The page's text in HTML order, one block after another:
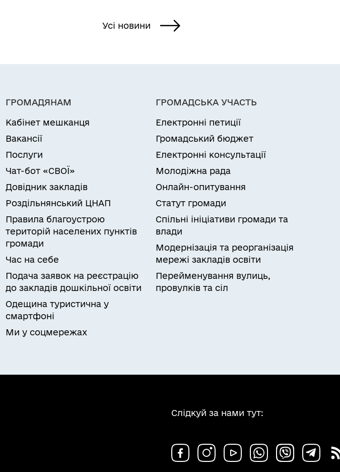
Усі новини
ГРОМАДЯНАМ
Кабінет мешканця
Вакансії
Послуги
Чат-бот «СВОЇ»
Довідник закладів
Роздільнянський ЦНАП
Правила благоустрою
територій населених пунктів
громади
Час на себе
Подача заявок на реєстрацію
до закладів дошкільної освіти
Одещина туристична у
смартфоні
Ми у соцмережах
ГРОМАДСЬКА УЧАСТЬ
Електронні петиції
Громадський бюджет
Електронні консультації
Молодіжна рада
Онлайн-опитування
Статут громади
Спільні ініціативи громади та
влади
Модернізація та реорганізація
мережі закладів освіти
Перейменування вулиць,
провулків та сіл
Слідкуй за нами тут: